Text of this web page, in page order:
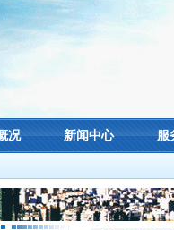
况 新闻中心 服